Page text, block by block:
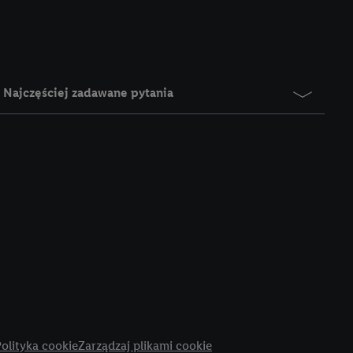
Najczęściej zadawane pytania
cookieZarządzaj plikami cookie
użyciu adresu IP i
usług Lidl. W
danych Utiq
znaleźć w
Klikając
danych i prawo
cele
w formie słów
dostarczanie i